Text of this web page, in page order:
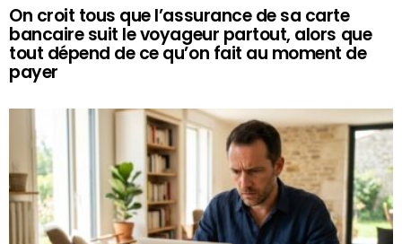
On croit tous que l’assurance de sa carte
bancaire suit le voyageur partout, alors que
tout dépend de ce qu’on fait au moment de
payer